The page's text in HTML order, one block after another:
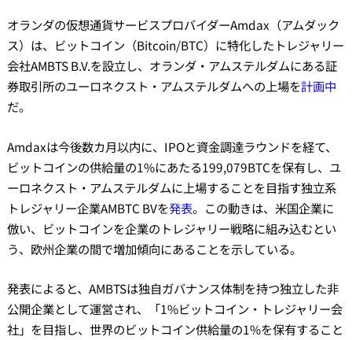
オランダの仮想通貨サービスプロバイダーAmdax（アムダック
ス）は、ビットコイン（Bitcoin/BTC）に特化したトレジャリー
会社AMBTS B.V.を設立し、オランダ・アムステルダムにある証
券取引所のユーロネクスト・アムステルダムへの上場を計画中
だ。
Amdaxは今後数カ月以内に、IPOと資金調達ラウンドを経て、
ビットコインの供給量の1%にあたる199,079BTCを保有し、ユ
ーロネクスト・アムステルダムに上場することを目指す独立系
トレジャリー企業AMBTC BVを発表。この動きは、米国企業に
倣い、ビットコインを企業のトレジャリー戦略に組み込むとい
う、欧州企業の間で増加傾向にあることを示している。
発表によると、AMBTSは独自ガバナンス体制を持つ独立した非
公開企業として運営され、「1%ビットコイン・トレジャリー会
社」を目指し、世界のビットコイン供給量の1%を保有すること